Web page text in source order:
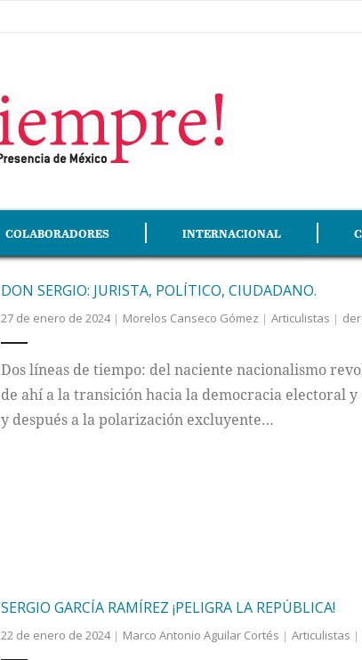
COLABORADORES INTERNACIONAL
DON SERGIO: JURISTA, POLÍTICO, CIUDADANO.
27 de enero de 2024 Morelos Canseco Gómez Articulistas
Dos líneas de tiempo: del naciente nacionalismo
de ahí a la transición hacia la democracia electoral
y después a la polarización excluyente…
SERGIO GARCÍA RAMÍREZ ¡PELIGRA LA REPÚBLICA!
22 de enero de 2024 Marco Antonio Aguilar Cortés Articulistas